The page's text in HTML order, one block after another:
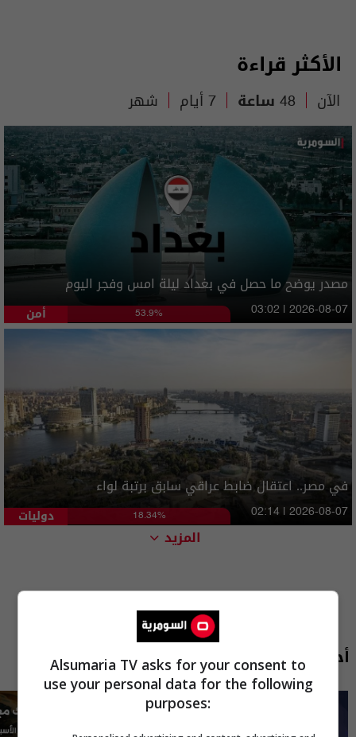
الأكثر قراءة
الآن 48 ساعة 7 أيام شهر
مصدر يوضح ما حصل في بغداد ليلة امس وفجر اليوم
أمن 53.9% 03:02 | 2026-08-07
في مصر.. اعتقال ضابط عراقي سابق برتبة لواء
دوليات 18.34% 02:14 | 2026-08-07
المزيد
أحدث الحلقات
Alsumaria TV asks for your consent to
use your personal data for the following
purposes: